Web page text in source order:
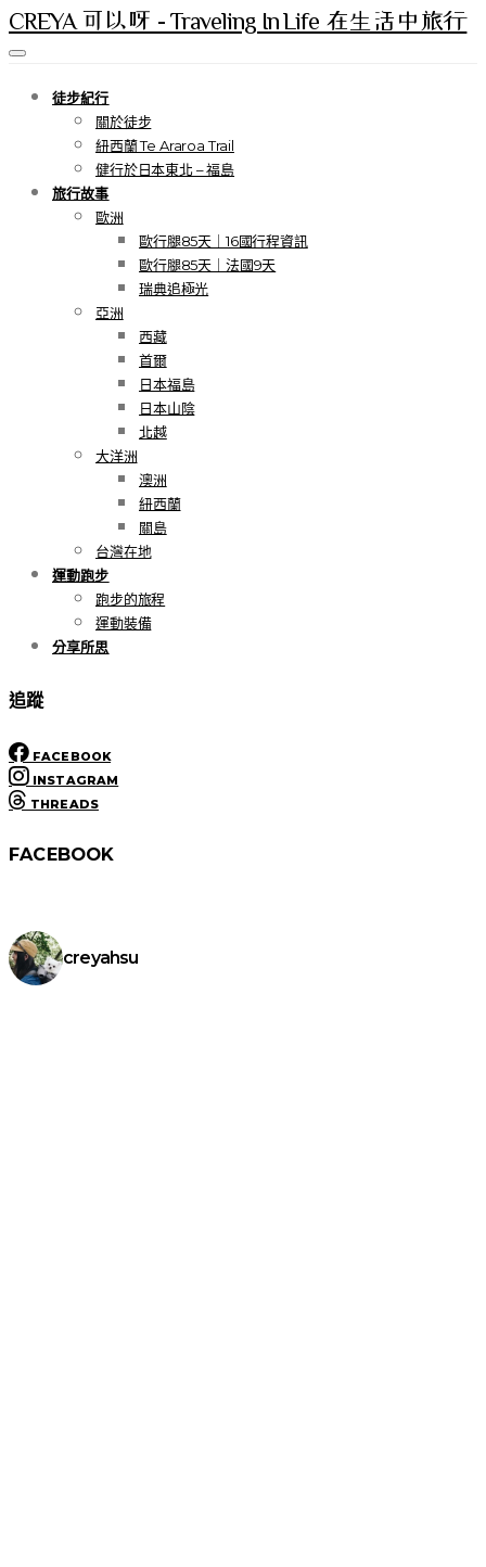
CREYA 可以呀 - Traveling In Life 在生活中旅行
徒步紀行
關於徒步
紐西蘭 Te Araroa Trail
健行於日本東北 – 福島
旅行故事
歐洲
歐行腿85天｜16國行程資訊
歐行腿85天｜法國9天
瑞典追極光
亞洲
西藏
首爾
日本福島
日本山陰
北越
大洋洲
澳洲
紐西蘭
關島
台灣在地
運動跑步
跑步的旅程
運動裝備
分享所思
追蹤
FACEBOOK
INSTAGRAM
THREADS
FACEBOOK
creyahsu